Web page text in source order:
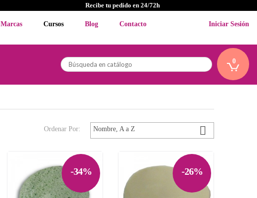
Recibe tu pedido en 24/72h
Marcas Cursos Blog Contacto Iniciar Sesión
0
Ordenar Por: Nombre, A a Z 
-34%
 -26%